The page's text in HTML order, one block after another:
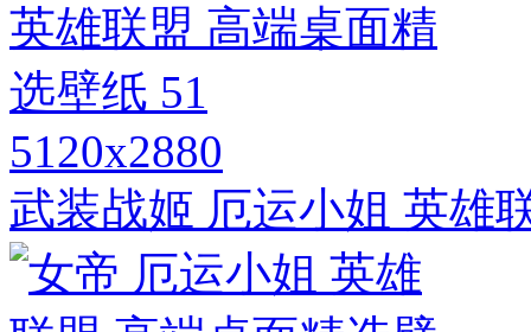
5120x2880
武装战姬 厄运小姐 英雄